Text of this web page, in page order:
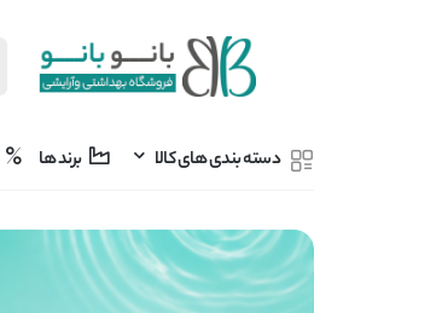
دسته بندی های کالا برند ها